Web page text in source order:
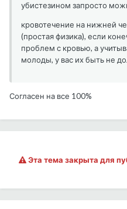
убистезином запросто
кровотечение на нижней
(простая физика), если
проблем с кровью, а
молоды, у вас их быть не
Согласен на все 100%
Эта тема закрыта для